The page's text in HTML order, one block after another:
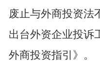
废止与外商投资法
出台外资企业投诉
外商投资指引》。